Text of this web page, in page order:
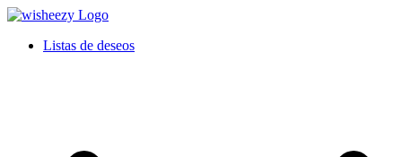
Listas de deseos